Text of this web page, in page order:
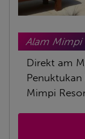
Alam Mimpi
Direkt am
Mimpi